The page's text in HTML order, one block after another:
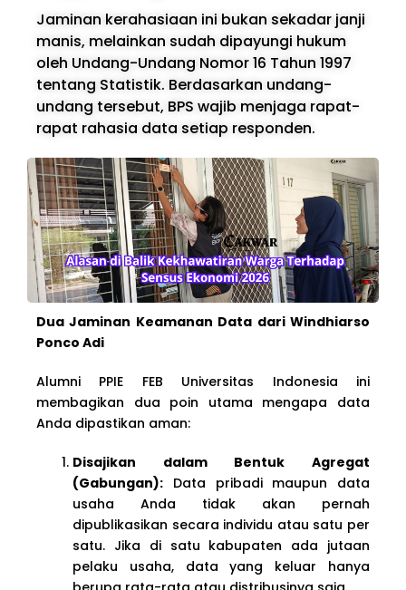
Jaminan kerahasiaan ini bukan sekadar janji
manis, melainkan sudah dipayungi hukum
oleh Undang-Undang Nomor 16 Tahun 1997
tentang Statistik. Berdasarkan undang-
undang tersebut, BPS wajib menjaga rapat-
rapat rahasia data setiap responden.
Dua Jaminan Keamanan Data dari Windhiarso
Ponco Adi
Alumni PPIE FEB Universitas Indonesia ini
membagikan dua poin utama mengapa data
Anda dipastikan aman:
Disajikan dalam Bentuk Agregat
(Gabungan): Data pribadi maupun data
usaha Anda tidak akan pernah
dipublikasikan secara individu atau satu per
satu. Jika di satu kabupaten ada jutaan
pelaku usaha, data yang keluar hanya